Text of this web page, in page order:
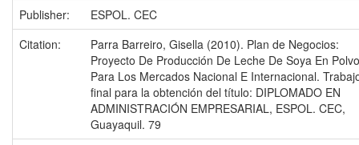
Publisher:
ESPOL. CEC
Citation:
Parra Barreiro, Gisella (2010). Plan de Negocios:
Proyecto De Producción De Leche De Soya En Polvo
Para Los Mercados Nacional E Internacional.
final para la obtención del título: DIPLOMADO EN
ADMINISTRACIÓN EMPRESARIAL, ESPOL. CEC,
Guayaquil. 79